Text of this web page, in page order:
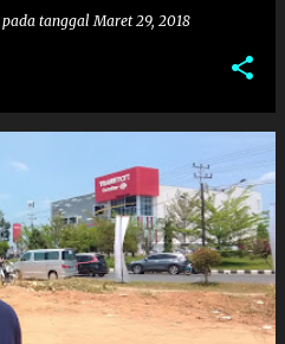
pada tanggalMaret 29, 2018